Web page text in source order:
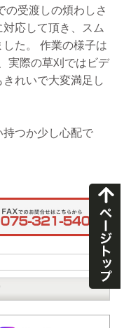
の受渡しの煩わしさ
応して頂き、スム
た。 作業の様子は
実際の草刈ではビデ
れいで大変満足し
つか少し心配で